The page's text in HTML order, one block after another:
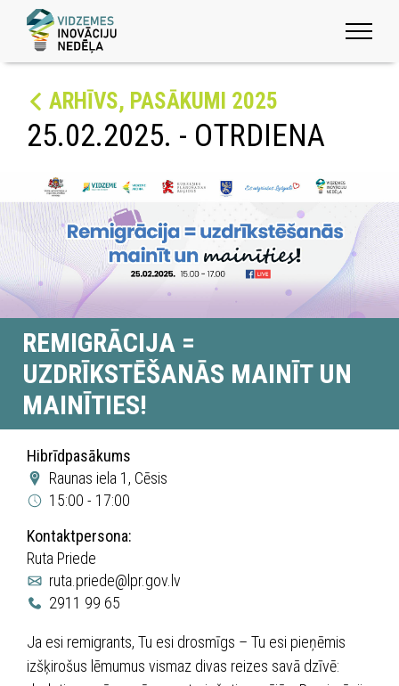
ARHĪVS, PASĀKUMI 2025
25.02.2025. - OTRDIENA
REMIGRĀCIJA =
UZDRĪKSTĒŠANĀS MAINĪT UN
MAINĪTIES!
Hibrīdpasākums
Raunas iela 1, Cēsis
15:00 - 17:00
Kontaktpersona:
Ruta Priede
ruta.priede@lpr.gov.lv
2911 99 65
Ja esi remigrants, Tu esi drosmīgs – Tu esi pieņēmis
izšķirošus lēmumus vismaz divas reizes savā dzīvē: